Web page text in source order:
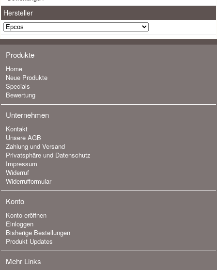
Hersteller
Produkte
Home
Neue Produkte
Specials
Bewertung
Unternehmen
Kontakt
Unsere AGB
Zahlung und Versand
Privatsphäre und Datenschutz
Impressum
Widerruf
Widerrufformular
Konto
Konto eröffnen
Einloggen
Bisherige Bestellungen
Produkt Updates
Mehr Links